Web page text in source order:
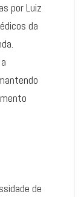
por Luiz
da
de